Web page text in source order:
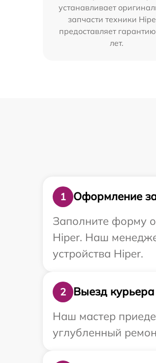
устанавливает
запчасти техники
предоставляет
лет.
1
Оформление
Заполните форму
Hiper. Наш
устройства Hiper.
2
Выезд
Наш мастер
углубленный